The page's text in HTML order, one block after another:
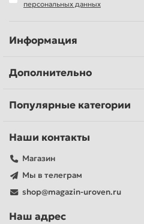
персональных данных
Информация
Дополнительно
Популярные категории
Наши контакты
Магазин
Мы в телеграм
shop@magazin-uroven.ru
Наш адрес